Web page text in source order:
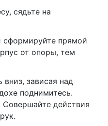
сядьте на
сформируйте прямой
от опоры, тем
вниз, зависая над
поднимитесь.
Совершайте действия